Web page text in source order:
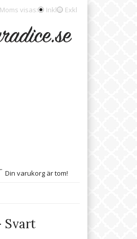
Moms visas: Inkl Exkl
Din varukorg är tom!
Svart